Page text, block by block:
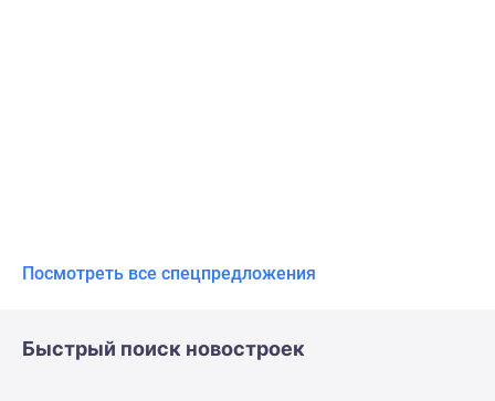
Посмотреть все спецпредложения
Быстрый поиск новостроек